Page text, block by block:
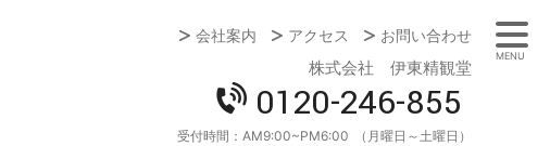
会社案内
アクセス お問い合わせ
株式会社 伊東精観堂
0120-246-855
受付時間： AM9:00~PM6:00 （月曜日～土曜日）
MENU